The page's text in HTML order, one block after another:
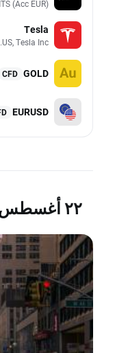
Tesla
Tesla Inc
GOLD
CFD
EURUSD
٢٢ أغسطس ٢٠٢٥